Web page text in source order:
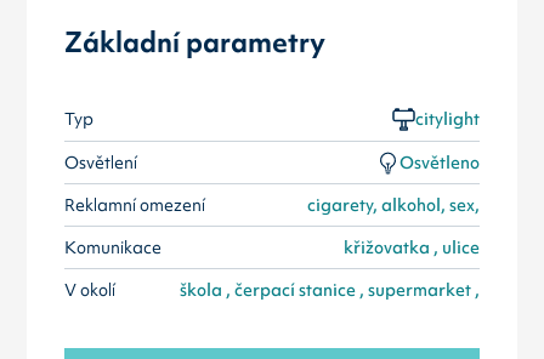
Základní parametry
Typ
citylight
Osvětlení
Osvětleno
Reklamní omezení
cigarety, alkohol, sex,
Komunikace
křižovatka , ulice
V okolí
škola , čerpací stanice , supermarket ,